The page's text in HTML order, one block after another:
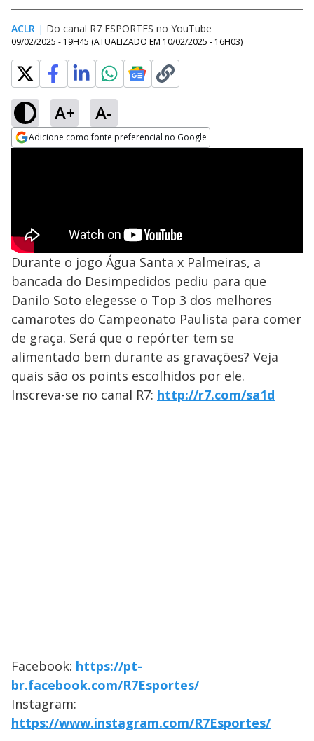
ACLR | Do canal R7 ESPORTES no YouTube
09/02/2025 - 19H45 (ATUALIZADO EM 10/02/2025 - 16H03)
A+ A-
Adicione como fonte preferencial no Google
Durante o jogo Água Santa x Palmeiras, a
bancada do Desimpedidos pediu para que
Danilo Soto elegesse o Top 3 dos melhores
camarotes do Campeonato Paulista para comer
de graça. Será que o repórter tem se
alimentado bem durante as gravações? Veja
quais são os points escolhidos por ele.
Inscreva-se no canal R7: http://r7.com/sa1d
Facebook: https://pt-
br.facebook.com/R7Esportes/
Instagram:
https://www.instagram.com/R7Esportes/